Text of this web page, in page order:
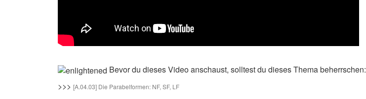
Bevor du dieses Video anschaust, solltest du dieses Thema beherrschen:
>>> [A.04.03] Die Parabelformen: NF, SF, LF